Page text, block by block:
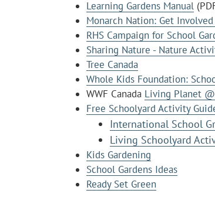
Learning Gardens Manual
Monarch Nation: Get
RHS Campaign for School
Sharing Nature - Nature
Tree Canada
Whole Kids Foundation:
WWF Canada Living Planet
Free Schoolyard Activity
International School
Living Schoolyard
Kids Gardening
School Gardens Ideas
Ready Set Green